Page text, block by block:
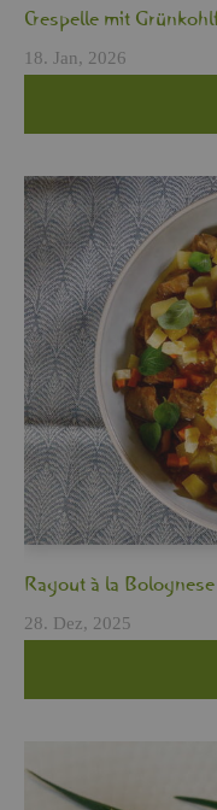
Cres­pel­le mit
18. Jan, 2026
Ra­gout à la
28. Dez, 2025